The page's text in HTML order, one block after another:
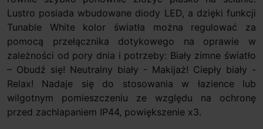
Lustro posiada wbudowane diody LED, a dzięki funkcji
Tunable White kolor światła można regulować za
pomocą przełącznika dotykowego na oprawie w
zależności od pory dnia i potrzeby: Biały zimne światło
– Obudź się! Neutralny biały - Makijaż! Ciepły biały -
Relax! Nadaje się do stosowania w łazience lub
wilgotnym pomieszczeniu ze względu na ochronę
przed zachlapaniem IP44, powiększenie x3.